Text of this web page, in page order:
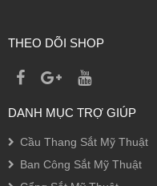
THEO DÕI SHOP
DANH MỤC TRỢ GIÚP
Cầu Thang Sắt Mỹ Thuật
Ban Công Sắt Mỹ Thuật